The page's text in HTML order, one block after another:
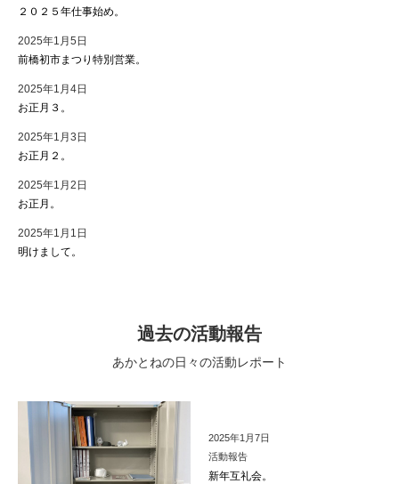
２０２５年仕事始め。
2025年1月5日
前橋初市まつり特別営業。
2025年1月4日
お正月３。
2025年1月3日
お正月２。
2025年1月2日
お正月。
2025年1月1日
明けまして。
過去の活動報告
あかとねの日々の活動レポート
2025年1月7日
活動報告
新年互礼会。